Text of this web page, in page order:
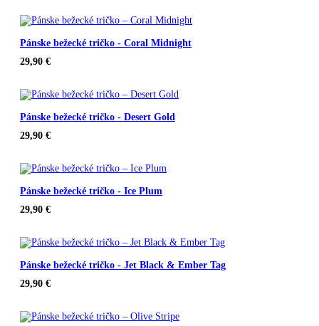
Pánske bežecké tričko - Coral Midnight
29,90 €
Pánske bežecké tričko - Desert Gold
29,90 €
Pánske bežecké tričko - Ice Plum
29,90 €
Pánske bežecké tričko - Jet Black & Ember Tag
29,90 €